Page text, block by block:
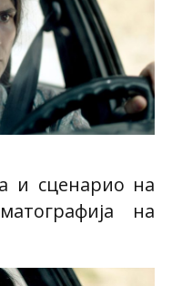
и сценарио на
на